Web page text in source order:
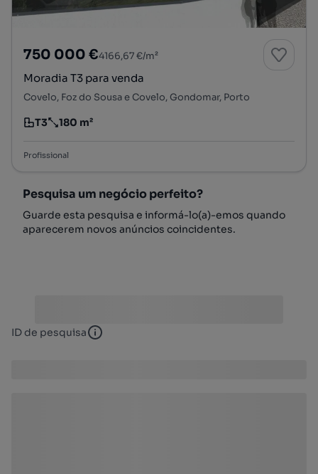
750 000 €4166,67 €/m²
Moradia T3 para venda
Covelo, Foz do Sousa e Covelo, Gondomar, Porto
Tipologia
T3
Preço por metro quadrado
180 m²
Profissional
Pesquisa um negócio perfeito?
Guarde esta pesquisa e informá-lo(a)-emos quando
aparecerem novos anúncios coincidentes.
ID de pesquisa ID de pesquisa